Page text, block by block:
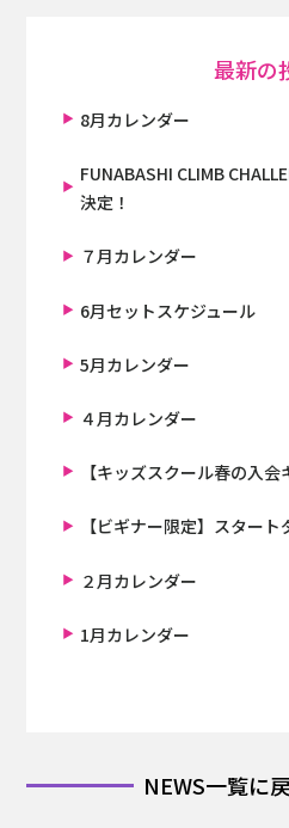
最新の
8月カレンダー
FUNABASHI CLIMB
決定！
７月カレンダー
6月セットスケジュール
5月カレンダー
４月カレンダー
【キッズスクール春の入会
【ビギナー限定】スター
２月カレンダー
1月カレンダー
NEWS一覧に